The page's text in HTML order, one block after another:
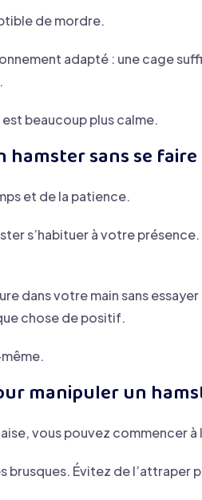
de mordre.
adapté : une cage
beaucoup plus calme.
hamster sans se
et de la patience.
s’habituer à votre
dans votre main sans
chose de positif.
manipuler un
vous pouvez commencer à
Évitez de l’attraper